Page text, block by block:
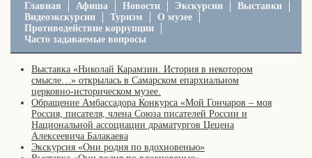
Главная Афиша Новости Экскурсии
Выставки
Видеоэкскурсии
Туризм
О музее
Противодействие коррупции
Часто задаваемые вопросы
Выставка «Николай Карамзин. История в некотором
смысле…» открылась в Самарском епархиальном
церковно-историческом музее.
Обращение Амбассадора Конкурса «Мой Гончаров – моя
Россия, писателя, члена Союза писателей России и
Национальной ассоциации драматургов Цецена
Алексеевича Балакаева
Экскурсия «Они родня по вдохновенью»